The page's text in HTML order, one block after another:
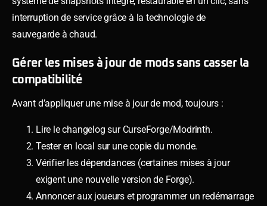
interruption de service grâce à la technologie de
sauvegarde à chaud.
Gérer les mises à jour de mods sans casser la
compatibilité
Avant d’appliquer une mise à jour de mod, toujours :
Lire le changelog sur CurseForge/Modrinth.
Tester en local sur une copie du monde.
Vérifier les dépendances (certaines mises à jour
exigent une nouvelle version de Forge).
Annoncer aux joueurs et programmer un redémarrage